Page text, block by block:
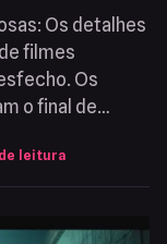
Os detalhes
filmes
Os
o final de…
leitura